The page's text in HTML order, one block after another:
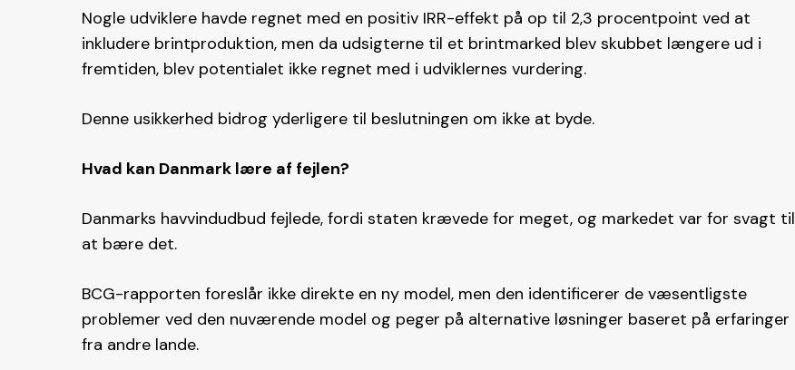
Nogle udviklere havde regnet med en positiv IRR-effekt på op til 2,3 procentpoint ved at
inkludere brintproduktion, men da udsigterne til et brintmarked blev skubbet længere ud i
fremtiden, blev potentialet ikke regnet med i udviklernes vurdering​.
Denne usikkerhed bidrog yderligere til beslutningen om ikke at byde.
Hvad kan Danmark lære af fejlen?
Danmarks havvindudbud fejlede, fordi staten krævede for meget, og markedet var for svagt til
at bære det.
BCG-rapporten foreslår ikke direkte en ny model, men den identificerer de væsentligste
problemer ved den nuværende model og peger på alternative løsninger baseret på erfaringer
fra andre lande.